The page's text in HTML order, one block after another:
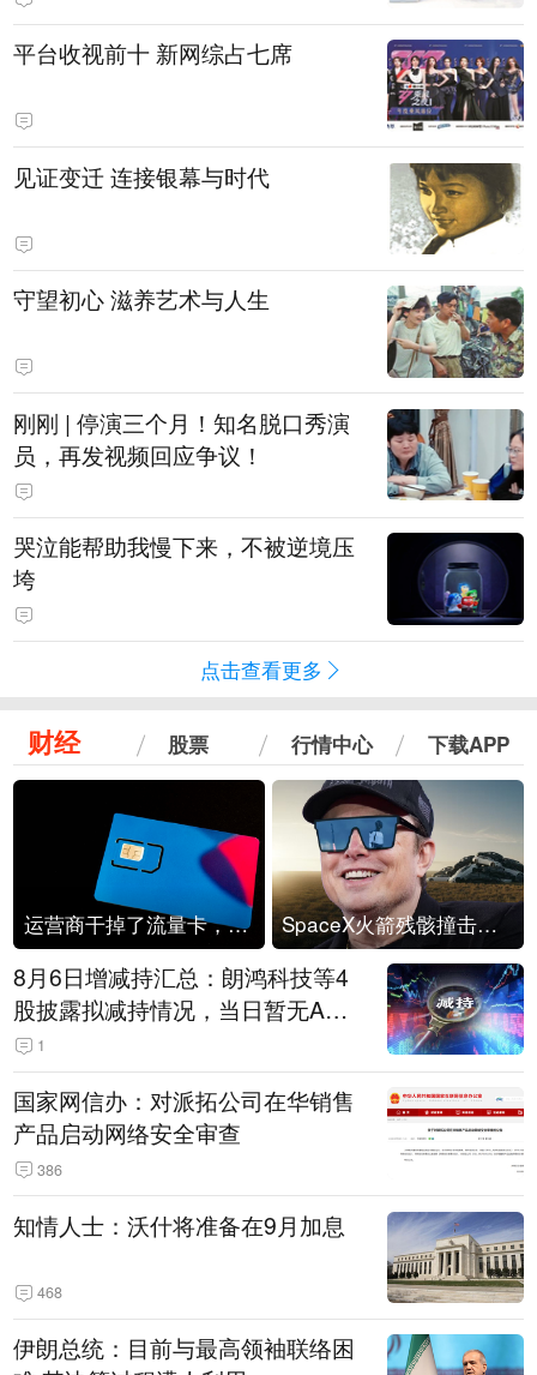
平台收视前十 新网综占七席
见证变迁 连接银幕与时代
守望初心 滋养艺术与人生
刚刚 | 停演三个月！知名脱口秀演
员，再发视频回应争议！
哭泣能帮助我慢下来，不被逆境压
垮
点击查看更多
财经 股票 行情中心 下载APP
运营商干掉了流量卡，他们真的玩不起了 SpaceX火箭残骸撞击月球
8月6日增减持汇总：朗鸿科技等4
股披露拟减持情况，当日暂无A股
公司披露拟增持情况（表）
1
国家网信办：对派拓公司在华销售
产品启动网络安全审查
386
知情人士：沃什将准备在9月加息
468
伊朗总统：目前与最高领袖联络困